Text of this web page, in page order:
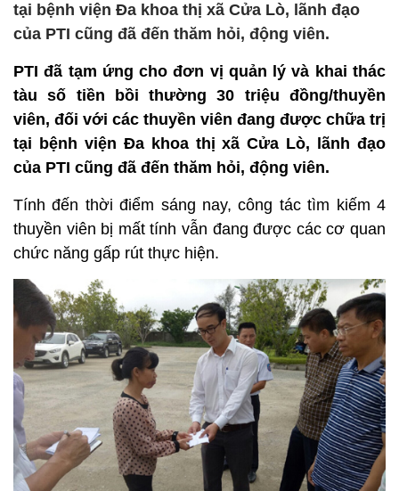
tại bệnh viện Đa khoa thị xã Cửa Lò, lãnh đạo
của PTI cũng đã đến thăm hỏi, động viên.
PTI đã tạm ứng cho đơn vị quản lý và khai thác
tàu số tiền bồi thường 30 triệu đồng/thuyền
viên, đối với các thuyền viên đang được chữa trị
tại bệnh viện Đa khoa thị xã Cửa Lò, lãnh đạo
của PTI cũng đã đến thăm hỏi, động viên.
Tính đến thời điểm sáng nay, công tác tìm kiếm 4
thuyền viên bị mất tính vẫn đang được các cơ quan
chức năng gấp rút thực hiện.